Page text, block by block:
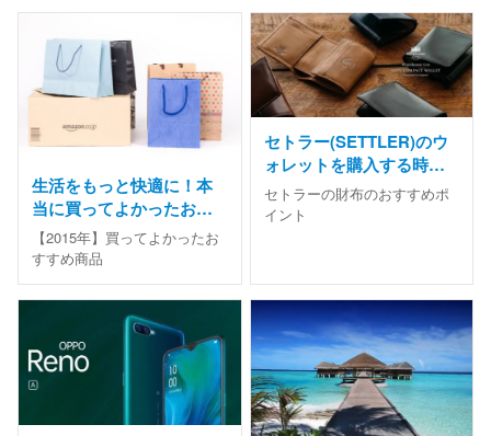
生活をもっと快適に！本
当に買ってよかったおす
すめ商品まとめ
【2015年】買ってよかったお
すすめ商品
セトラー(SETTLER)のウ
ォレットを購入する時の
ポイント！使いやすい財
布とは？
セトラーの財布のおすすめポ
イント